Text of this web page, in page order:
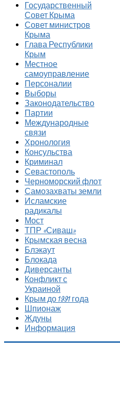
Государственный
Совет Крыма
Совет министров
Крыма
Глава Республики
Крым
Местное
самоуправление
Персоналии
Выборы
Законодательство
Партии
Международные
связи
Хронология
Консульства
Криминал
Севастополь
Черноморский флот
Самозахваты земли
Исламские
радикалы
Мост
ТПР «Сиваш»
Крымская весна
Блэкаут
Блокада
Диверсанты
Конфликт с
Украиной
Крым до 1991 года
Шпионаж
Ждуны
Информация